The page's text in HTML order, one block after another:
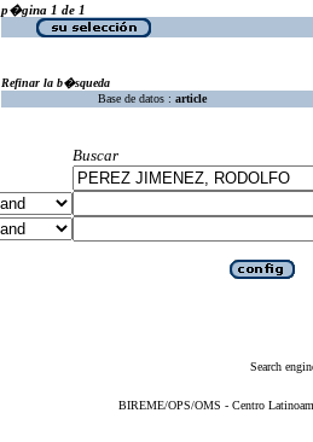
p�gina 1 de 1
Refinar la b�squeda
Base de datos : article
Buscar
Search
BIREME/OPS/OMS - Centro